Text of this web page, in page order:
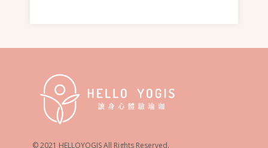
© 2021 HELLOYOGIS All Rights Reserved.